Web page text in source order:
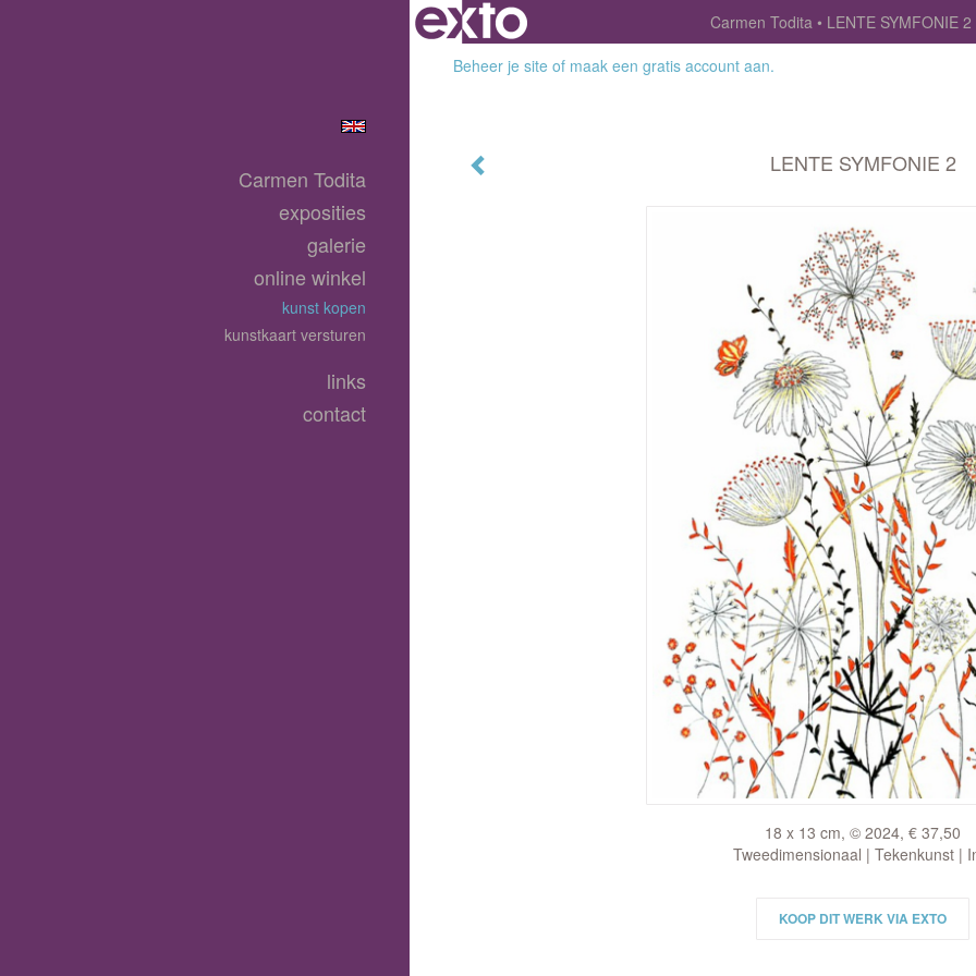
Carmen Todita
LENTE SYMFONIE 2
Beheer je site of maak een gratis account aan.
LENTE SYMFONIE 2
18 x 13 cm, © 2024, € 37,50
Tweedimensionaal | Tekenkunst |
KOOP DIT WERK VIA EXTO
Carmen Todita
exposities
galerie
online winkel
kunst kopen
kunstkaart versturen
links
contact